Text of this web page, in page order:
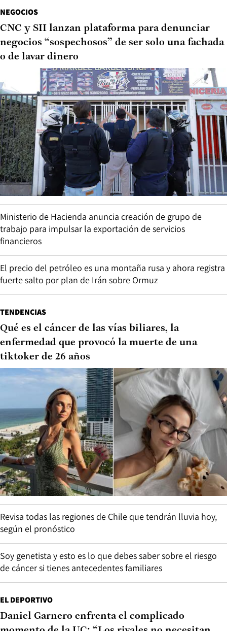
NEGOCIOS
CNC y SII lanzan plataforma para denunciar
negocios “sospechosos” de ser solo una fachada
o de lavar dinero
Ministerio de Hacienda anuncia creación de grupo de
trabajo para impulsar la exportación de servicios
financieros
El precio del petróleo es una montaña rusa y ahora registra
fuerte salto por plan de Irán sobre Ormuz
TENDENCIAS
Qué es el cáncer de las vías biliares, la
enfermedad que provocó la muerte de una
tiktoker de 26 años
Revisa todas las regiones de Chile que tendrán lluvia hoy,
según el pronóstico
Soy genetista y esto es lo que debes saber sobre el riesgo
de cáncer si tienes antecedentes familiares
EL DEPORTIVO
Daniel Garnero enfrenta el complicado